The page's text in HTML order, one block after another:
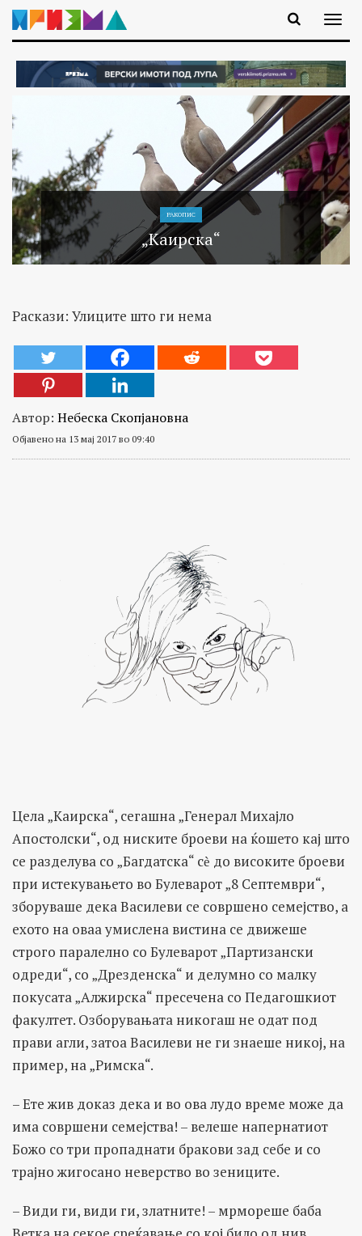
РАКОПИС
„Каирска“
Раскази: Улиците што ги нема
Автор: Небеска Скопјановна
Објавено на 13 мај 2017 во 09:40
Цела „Каирска“, сегашна „Генерал Михајло
Апостолски“, од ниските броеви на ќошето кај што
се разделува со „Багдатска“ сѐ до високите броеви
при истекувањето во Булеварот „8 Септември“,
зборуваше дека Василеви се совршено семејство, а
ехото на оваа умислена вистина се движеше
строго паралелно со Булеварот „Партизански
одреди“, со „Дрезденска“ и делумно со малку
покусата „Алжирска“ пресечена со Педагошкиот
факултет. Озборувањата никогаш не одат под
прави агли, затоа Василеви не ги знаеше никој, на
пример, на „Римска“.
– Ете жив доказ дека и во ова лудо време може да
има совршени семејства! – велеше напернатиот
Божо со три пропаднати бракови зад себе и со
трајно жигосано неверство во зениците.
– Види ги, види ги, златните! – мрмореше баба